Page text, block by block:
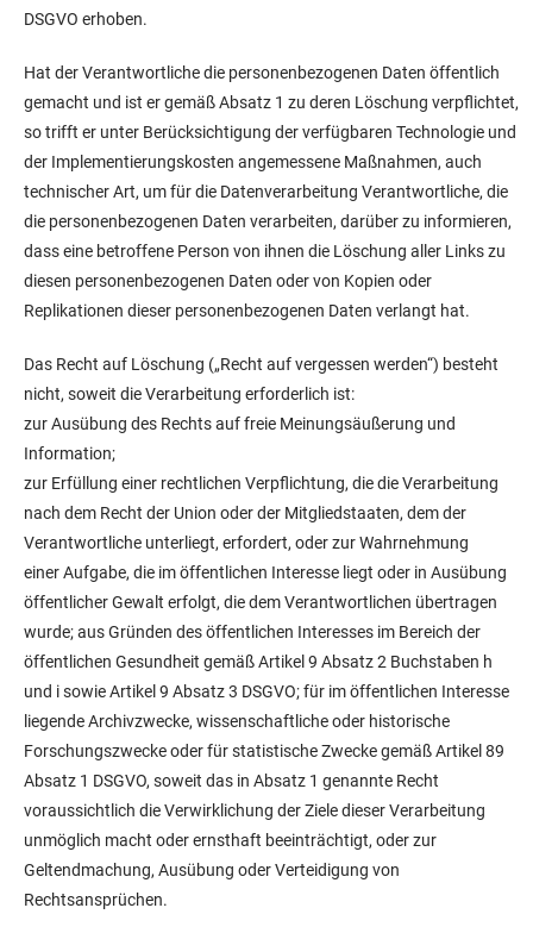
DSGVO erhoben.
Hat der Verantwortliche die personenbezogenen Daten öffentlich
gemacht und ist er gemäß Absatz 1 zu deren Löschung verpflichtet,
so trifft er unter Berücksichtigung der verfügbaren Technologie und
der Implementierungskosten angemessene Maßnahmen, auch
technischer Art, um für die Datenverarbeitung Verantwortliche, die
die personenbezogenen Daten verarbeiten, darüber zu informieren,
dass eine betroffene Person von ihnen die Löschung aller Links zu
diesen personenbezogenen Daten oder von Kopien oder
Replikationen dieser personenbezogenen Daten verlangt hat.
Das Recht auf Löschung („Recht auf vergessen werden“) besteht
nicht, soweit die Verarbeitung erforderlich ist:
zur Ausübung des Rechts auf freie Meinungsäußerung und
Information;
zur Erfüllung einer rechtlichen Verpflichtung, die die Verarbeitung
nach dem Recht der Union oder der Mitgliedstaaten, dem der
Verantwortliche unterliegt, erfordert, oder zur Wahrnehmung
einerAufgabe, die im öffentlichen Interesse liegt oder in Ausübung
öffentlicher Gewalt erfolgt, die dem Verantwortlichen übertragen
wurde;aus Gründen des öffentlichen Interesses im Bereich der
öffentlichen Gesundheit gemäß Artikel 9 Absatz 2 Buchstaben h
und i sowie Artikel 9 Absatz 3 DSGVO;für im öffentlichen Interesse
liegende Archivzwecke, wissenschaftliche oder historische
Forschungszwecke oder für statistische Zwecke gemäß Artikel 89
Absatz 1 DSGVO, soweit das in Absatz 1 genannte Recht
voraussichtlich die Verwirklichung der Ziele dieser Verarbeitung
unmöglich macht oder ernsthaft beeinträchtigt, oderzur
Geltendmachung, Ausübung oder Verteidigung von
Rechtsansprüchen.